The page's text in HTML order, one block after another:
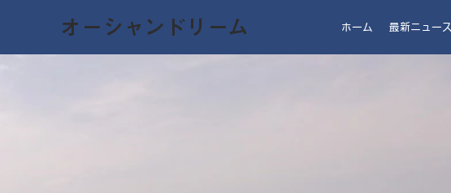
オーシャンドリーム ホーム 最新ニュース